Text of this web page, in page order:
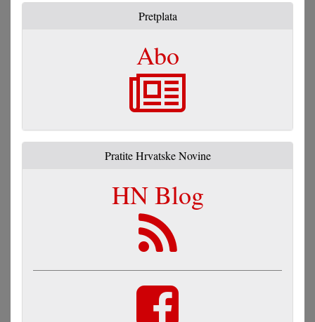
Pretplata
Abo
Pratite Hrvatske Novine
HN Blog